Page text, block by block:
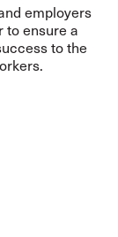
employers
to ensure a
to the